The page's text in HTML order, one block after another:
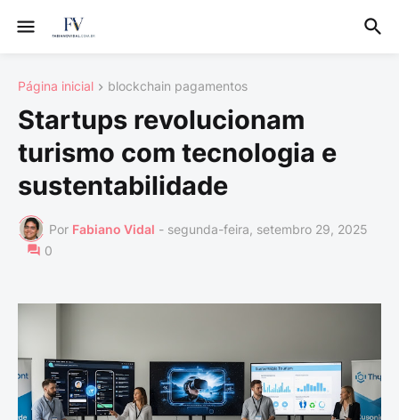
Página inicial blockchain pagamentos
Startups revolucionam
turismo com tecnologia e
sustentabilidade
Por Fabiano Vidal - segunda-feira, setembro 29, 2025
0